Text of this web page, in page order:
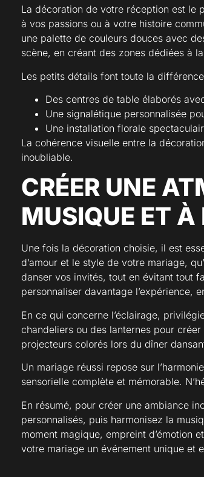
La décoration de votre réception est le
à vos passions ou à votre histoire
une palette de couleurs douces avec
scène, en créant des zones dédiées à
Les petits détails font toute la
Des centres de table élaborés
Une signalétique personnalisée
Une installation florale
La cohérence visuelle entre la
inoubliable.
CRÉER UNE
MUSIQUE ET À
Une fois la décoration choisie, il est
d’amour et le style de votre mariage,
danser vos invités, tout en évitant tout
personnaliser davantage l’expérience,
En ce qui concerne l’éclairage,
chandeliers ou des lanternes pour
projecteurs colorés lors du dîner
Un mariage réussi repose sur
sensorielle complète et mémorable.
En résumé, pour créer une ambiance
personnalisés, puis harmonisez la
moment magique, empreint d’émotion
votre mariage un événement unique et